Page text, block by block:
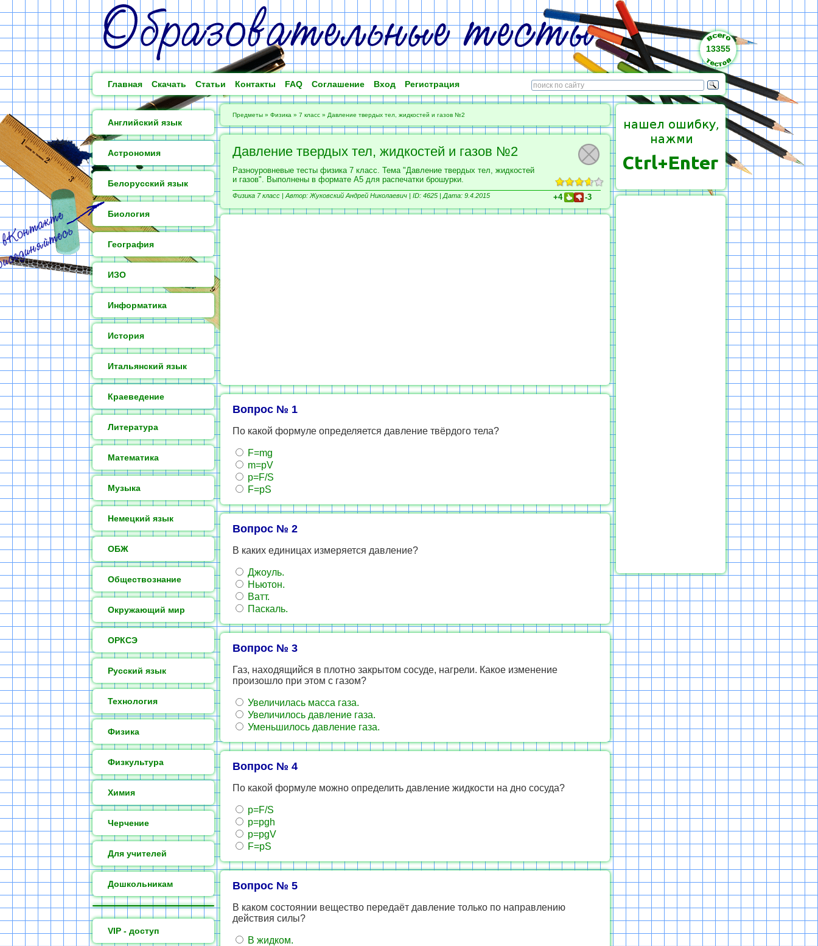
13355
Главная Скачать Статьи Контакты FAQ Соглашение Вход Регистрация
Английский язык
Астрономия
Белорусский язык
Биология
География
ИЗО
Информатика
История
Итальянский язык
Краеведение
Литература
Математика
Музыка
Немецкий язык
ОБЖ
Обществознание
Окружающий мир
ОРКСЭ
Русский язык
Технология
Физика
Физкультура
Химия
Черчение
Для учителей
Дошкольникам
VIP - доступ
Предметы » Физика » 7 класс » Давление твердых тел, жидкостей и газов №2
Давление твердых тел, жидкостей и газов №2
Разноуровневые тесты физика 7 класс. Тема "Давление твердых тел, жидкостей
и газов". Выполнены в формате А5 для распечатки брошурки.
Физика 7 класс | Автор: Жуковский Андрей Николаевич | ID: 4625 | Дата: 9.4.2015 +4 -3
Вопрос № 1
По какой формуле определяется давление твёрдого тела?
F=mg
m=pV
p=F/S
F=pS
Вопрос № 2
В каких единицах измеряется давление?
Джоуль.
Ньютон.
Ватт.
Паскаль.
Вопрос № 3
Газ, находящийся в плотно закрытом сосуде, нагрели. Какое изменение
произошло при этом с газом?
Увеличилась масса газа.
Увеличилось давление газа.
Уменьшилось давление газа.
Вопрос № 4
По какой формуле можно определить давление жидкости на дно сосуда?
p=F/S
p=pgh
p=pgV
F=pS
Вопрос № 5
В каком состоянии вещество передаёт давление только по направлению
действия силы?
В жидком.